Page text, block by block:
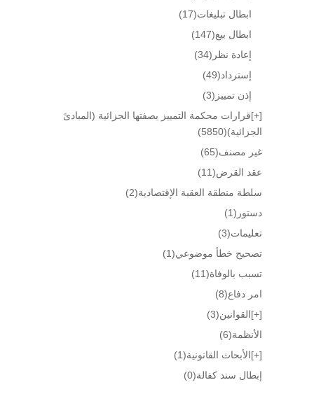
ابطال تبليغات(17)
ابطال بيع(147)
إعادة نظر (34)
إسترداد(49)
إذن تمييز (3)
[+]قرارات محكمة التمييز بصفتها الجزائية (المبادئ
الجزائية)(5850)
غير مصنف(65)
عقد القرض(11)
سلطة منطقة العقبة الإقتصادية(2)
دستور (1)
تعليمات(3)
تصحيح خطأ موضوعي(1)
تسبب بالوفاة(11)
امر دفاع(8)
[+]القوانين(3)
الأنظمة(6)
[+]الأبحاث القانونية(1)
إبطال سند كفالة(0)